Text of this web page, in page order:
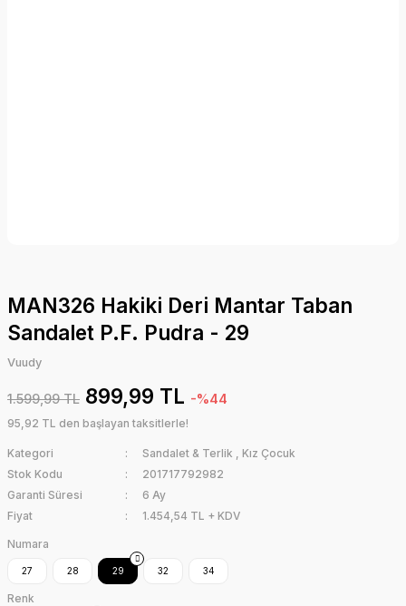
MAN326 Hakiki Deri Mantar Taban
Sandalet P.F. Pudra - 29
Vuudy
1.599,99 TL 899,99 TL -%44
95,92 TL den başlayan taksitlerle!
Kategori Sandalet & Terlik , Kız Çocuk
Stok Kodu
201717792982
Garanti Süresi
6 Ay
Fiyat
1.454,54 TL + KDV
Numara
27 28 29 32 34
Renk